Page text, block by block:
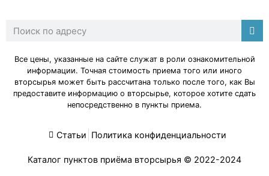
Все цены, указанные на сайте служат в роли ознакомительной
информации. Точная стоимость приема того или иного
вторсырья может быть рассчитана только после того, как Вы
предоставите информацию о вторсырье, которое хотите сдать
непосредственно в пункты приема.
Каталог пунктов приёма вторсырья © 2022-2024
Статьи Политика конфиденциальности